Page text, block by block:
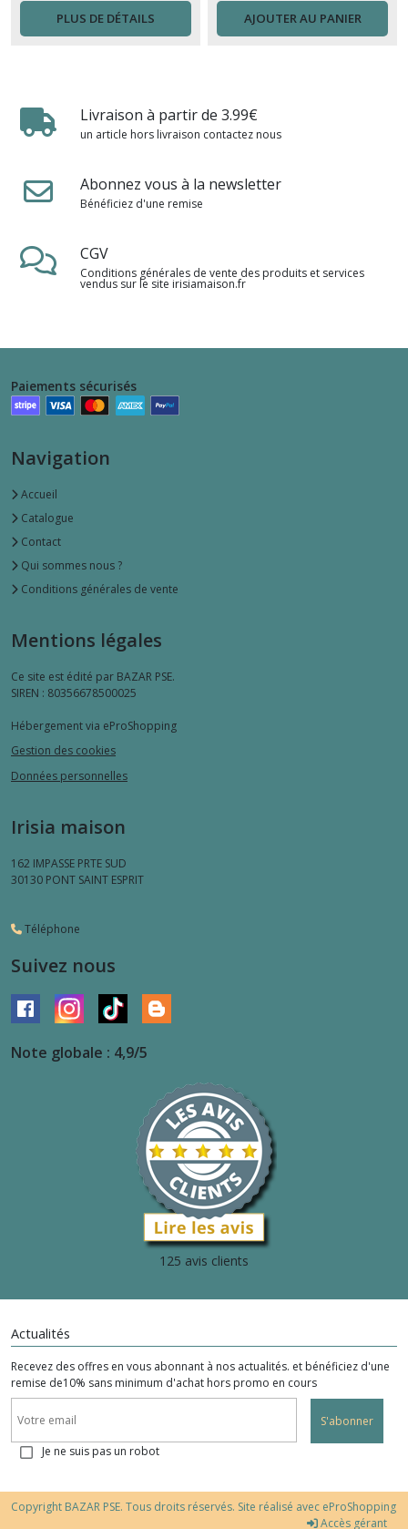
PLUS DE DÉTAILS AJOUTER AU PANIER
Livraison à partir de 3.99€
un article hors livraison contactez nous
Abonnez vous à la newsletter
Bénéficiez d'une remise
CGV
Conditions générales de vente des produits et services
vendus sur le site irisiamaison.fr
Paiements sécurisés
Navigation
Accueil
Catalogue
Contact
Qui sommes nous ?
Conditions générales de vente
Mentions légales
Ce site est édité par BAZAR PSE.
SIREN : 80356678500025
Hébergement via eProShopping
Gestion des cookies
Données personnelles
Irisia maison
162 IMPASSE PRTE SUD
30130 PONT SAINT ESPRIT
Téléphone
Suivez nous
Note globale : 4,9/5
125 avis clients
Actualités
Recevez des offres en vous abonnant à nos actualités. et bénéficiez d'une
remise de10% sans minimum d'achat hors promo en cours
S'abonner
Je ne suis pas un robot
Copyright BAZAR PSE. Tous droits réservés. Site réalisé avec eProShopping
Accès gérant